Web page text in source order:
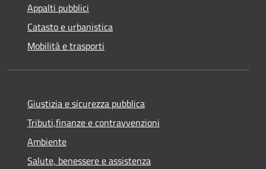
Appalti pubblici
Catasto e urbanistica
Mobilità e trasporti
Giustizia e sicurezza pubblica
Tributi,finanze e contravvenzioni
Ambiente
Salute, benessere e assistenza